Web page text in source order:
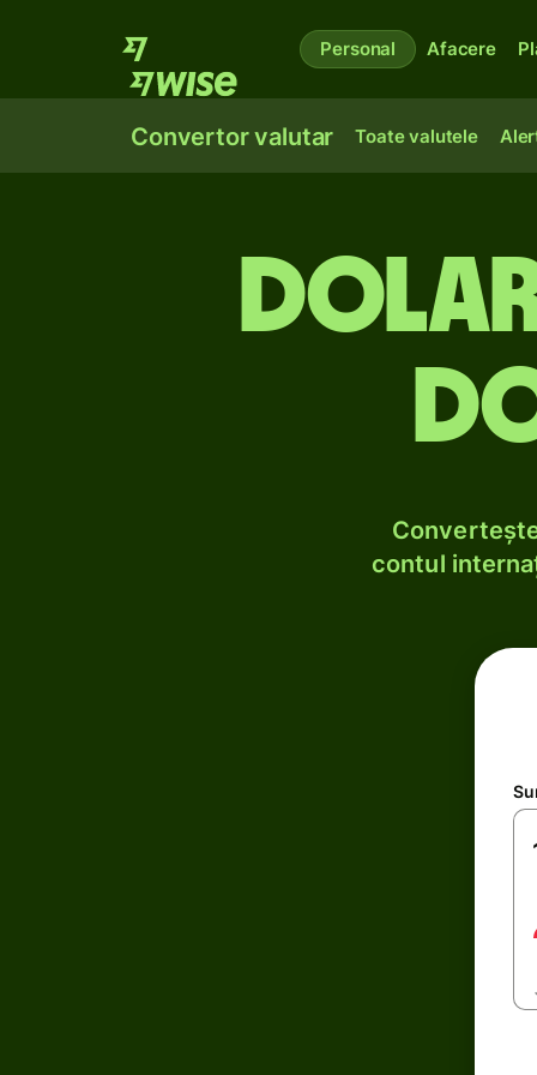
Personal Afacere
Convertor valutar Toate valutele
contul